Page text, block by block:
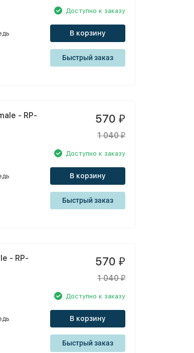
Доступно к заказу
В корзину
Быстрый заказ
- RP-
570 ₽
1 040₽
Доступно к заказу
В корзину
Быстрый заказ
- RP-
570 ₽
1 040₽
Доступно к заказу
В корзину
Быстрый заказ